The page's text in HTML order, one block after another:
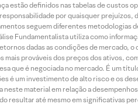
estão definidos nas tabelas de custos
por quaisquer
seguem diferentes
Fundamentalista utiliza como
dadas as condições de mercado,
prováveis dos preços dos ativos,
que é negociada no mercado. É um
é um investimento de alto risco e os
neste material em relação a
resultar até mesmo em significativas